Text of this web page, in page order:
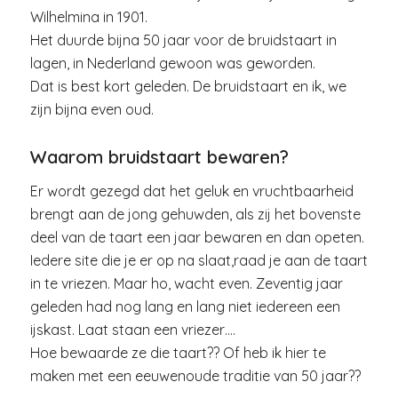
Wilhelmina in 1901.
Het duurde bijna 50 jaar voor de bruidstaart in
lagen, in Nederland gewoon was geworden.
Dat is best kort geleden. De bruidstaart en ik, we
zijn bijna even oud.
Waarom bruidstaart bewaren?
Er wordt gezegd dat het geluk en vruchtbaarheid
brengt aan de jong gehuwden, als zij het bovenste
deel van de taart een jaar bewaren en dan opeten.
Iedere site die je er op na slaat,raad je aan de taart
in te vriezen. Maar ho, wacht even. Zeventig jaar
geleden had nog lang en lang niet iedereen een
ijskast. Laat staan een vriezer….
Hoe bewaarde ze die taart?? Of heb ik hier te
maken met een eeuwenoude traditie van 50 jaar??